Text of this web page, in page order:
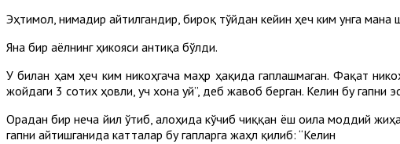
Эҳтимол, нимадир айтилгандир, бироқ тўйдан кейин ҳеч ким унга мана
Яна бир аёлнинг ҳикояси антиқа бўлди.
У билан ҳам ҳеч ким никоҳгача маҳр ҳақида гаплашмаган. Фақат
жойдаги 3 сотих ҳовли, уч хона уй”, деб жавоб берган. Келин бу гапни
Орадан бир неча йил ўтиб, алоҳида кўчиб чиққан ёш оила моддий
гапни айтишганида катталар бу гапларга жаҳл қилиб: “Келин